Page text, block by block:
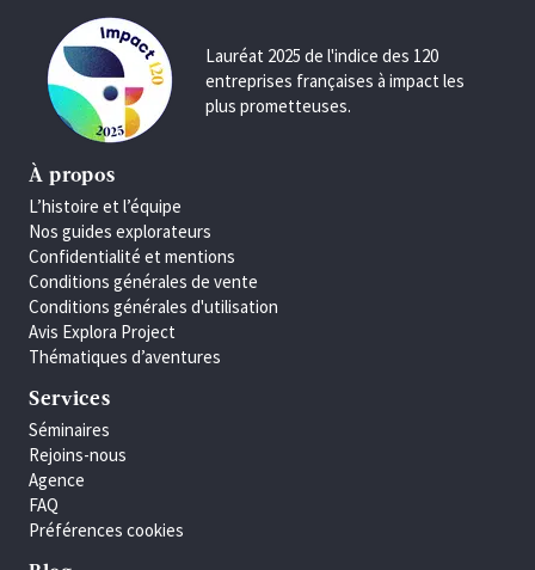
Lauréat 2025 de l'indice des 120
entreprises françaises à impact les
plus prometteuses.
À propos
L’histoire et l’équipe
Nos guides explorateurs
Confidentialité et mentions
Conditions générales de vente
Conditions générales d'utilisation
Avis Explora Project
Thématiques d’aventures
Services
Séminaires
Rejoins-nous
Agence
FAQ
Préférences cookies